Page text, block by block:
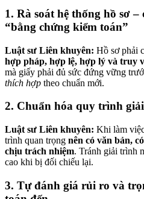
1. Rà soát hệ thống hồ sơ
“bằng chứng kiểm toán”
Luật sư Liên khuyên: Hồ sơ phải
hợp pháp, hợp lệ, hợp lý và truy
mà giấy phải đủ sức đứng vững
thích hợp theo chuẩn mới.
2. Chuẩn hóa quy trình
Luật sư Liên khuyên: Khi làm
trình quan trọng nên có văn bản,
chịu trách nhiệm. Tránh giải trình
cao khi bị đối chiếu lại.
3. Tự đánh giá rủi ro và